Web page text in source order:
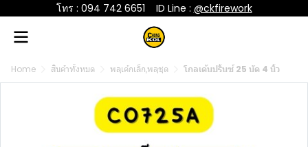
โทร : 094 742 6651 ID Line : @ckfirework
Home สินค้าทั้งหมด พลุเค้กเล็ก,พลุชุด โกลเด้นปริ้นซ์ 25 นัด 4 นิ้ว